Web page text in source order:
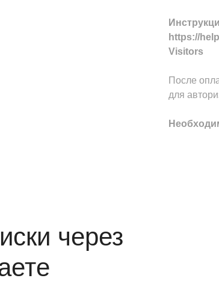
https://
Visitors
После
для
через